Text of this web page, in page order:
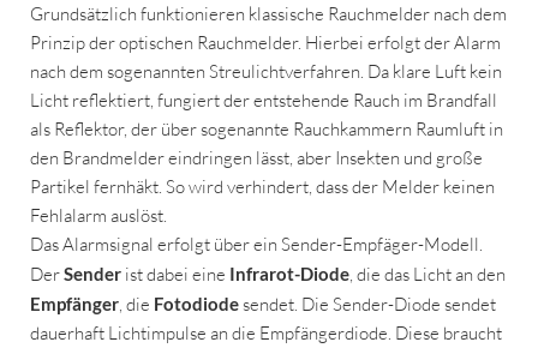
Grundsätzlich funktionieren klassische Rauchmelder nach dem
Prinzip der optischen Rauchmelder. Hierbei erfolgt der Alarm
nach dem sogenannten Streulichtverfahren. Da klare Luft kein
Licht reflektiert, fungiert der entstehende Rauch im Brandfall
als Reflektor, der über sogenannte Rauchkammern Raumluft in
den Brandmelder eindringen lässt, aber Insekten und große
Partikel fernhäkt. So wird verhindert, dass der Melder keinen
Fehlalarm auslöst.
Das Alarmsignal erfolgt über ein Sender-Empfäger-Modell.
DerSender ist dabei eine Infrarot-Diode , die das Licht an den
Empfänger , die Fotodiodesendet. Die Sender-Diode sendet
dauerhaft Lichtimpulse an die Empfängerdiode. Diese braucht